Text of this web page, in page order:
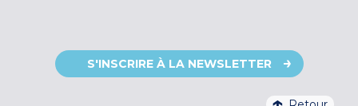
S'INSCRIRE À LA NEWSLETTER